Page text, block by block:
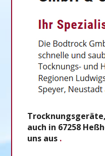
auch in 67258
uns aus .